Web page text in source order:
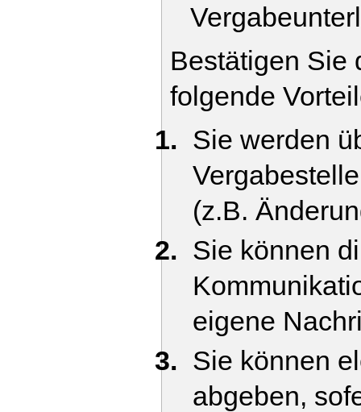
Bestätigen Sie
folgende
Sie werden
(z.B.
Sie können
eigene
Sie können
abgeben,